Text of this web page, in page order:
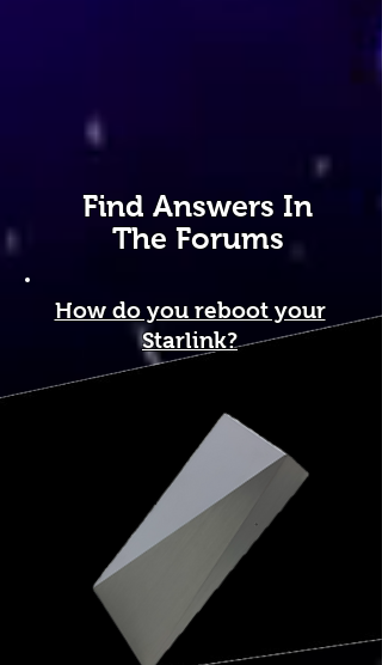
Find Answers In
The Forums
How do you reboot your
Starlink?